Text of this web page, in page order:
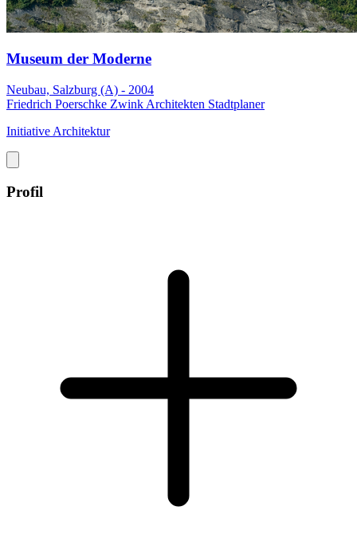
Museum der Moderne
Neubau, Salzburg (A) - 2004
Friedrich Poerschke Zwink Architekten Stadtplaner
Initiative Architektur
Profil